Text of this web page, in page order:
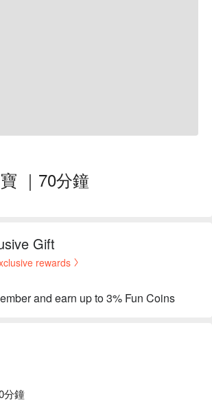
｜70分鐘
Gift
rewards
and earn up to 3% Fun Coins
分鐘